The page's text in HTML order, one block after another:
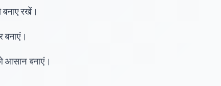
बनाए रखें।
आसान बनाएं।